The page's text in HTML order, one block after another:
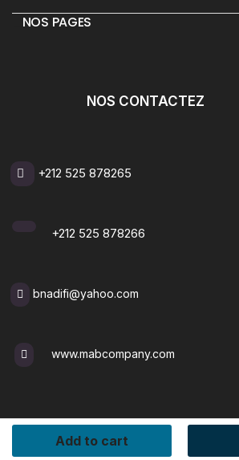
Add to cart
NOS PAGES
NOS CONTACTEZ
+212 525 878265
+212 525 878266
bnadifi@yahoo.com
www.mabcompany.com
Copyright © Tous Les Droits Sont